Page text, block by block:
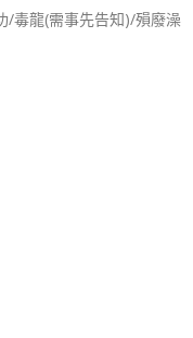
/毒龍(需事先告知)/殞廢澡